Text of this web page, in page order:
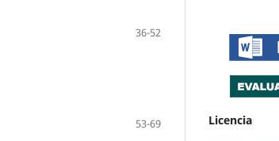
36-52
53-69
Licencia